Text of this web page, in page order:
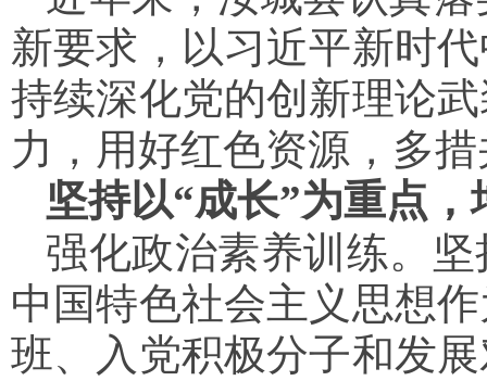
新要求，以习近平新时
持续深化党的创新理论
力，用好红色资源，多
坚持以“成长”为重点
强化政治素养训练。
中国特色社会主义思想
班、入党积极分子和发